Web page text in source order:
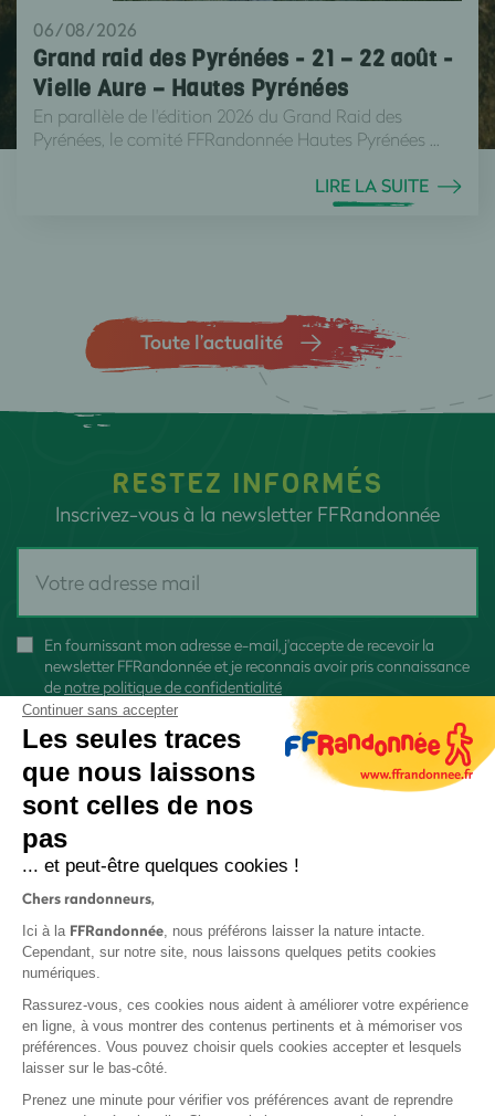
06/08/2026
Grand raid des Pyrénées - 21 – 22 août -
Vielle Aure – Hautes Pyrénées
En parallèle de l'édition 2026 du Grand Raid des
Pyrénées, le comité FFRandonnée Hautes Pyrénées ...
LIRE LA SUITE
Toute l’actualité
RESTEZ INFORMÉS
Inscrivez-vous à la newsletter FFRandonnée
En fournissant mon adresse e-mail, j'accepte de recevoir la
newsletter FFRandonnée et je reconnais avoir pris connaissance
de notre politique de confidentialité
Protection des données
Politique de confidentialité
Continuer sans accepter
Les seules traces
que nous laissons
sont celles de nos
pas
... et peut-être quelques cookies !
Chers randonneurs,
Ici à la FFRandonnée, nous préférons laisser la nature intacte.
Cependant, sur notre site, nous laissons quelques petits cookies
numériques.
Rassurez-vous, ces cookies nous aident à améliorer votre expérience
en ligne, à vous montrer des contenus pertinents et à mémoriser vos
préférences. Vous pouvez choisir quels cookies accepter et lesquels
laisser sur le bas-côté.
Prenez une minute pour vérifier vos préférences avant de reprendre